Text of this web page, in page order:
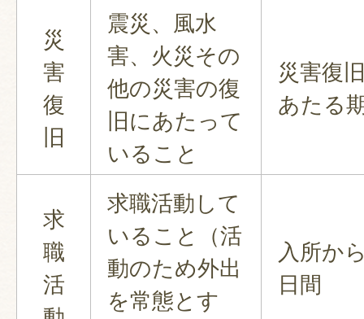
災
害
復
旧
震災、風水
害、火災その
他の災害の復
旧にあたって
いること
災害復
あたる
求
職
活
求職活動して
いること（活
動のため外出
を常態とす
入所か
日間